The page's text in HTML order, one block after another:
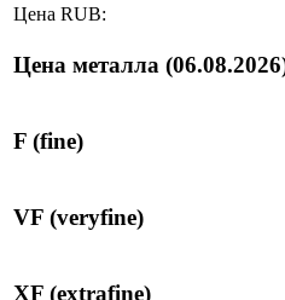
Цена RUB:
Цена металла
F (fine)
VF (veryfine)
XF (extrafine)